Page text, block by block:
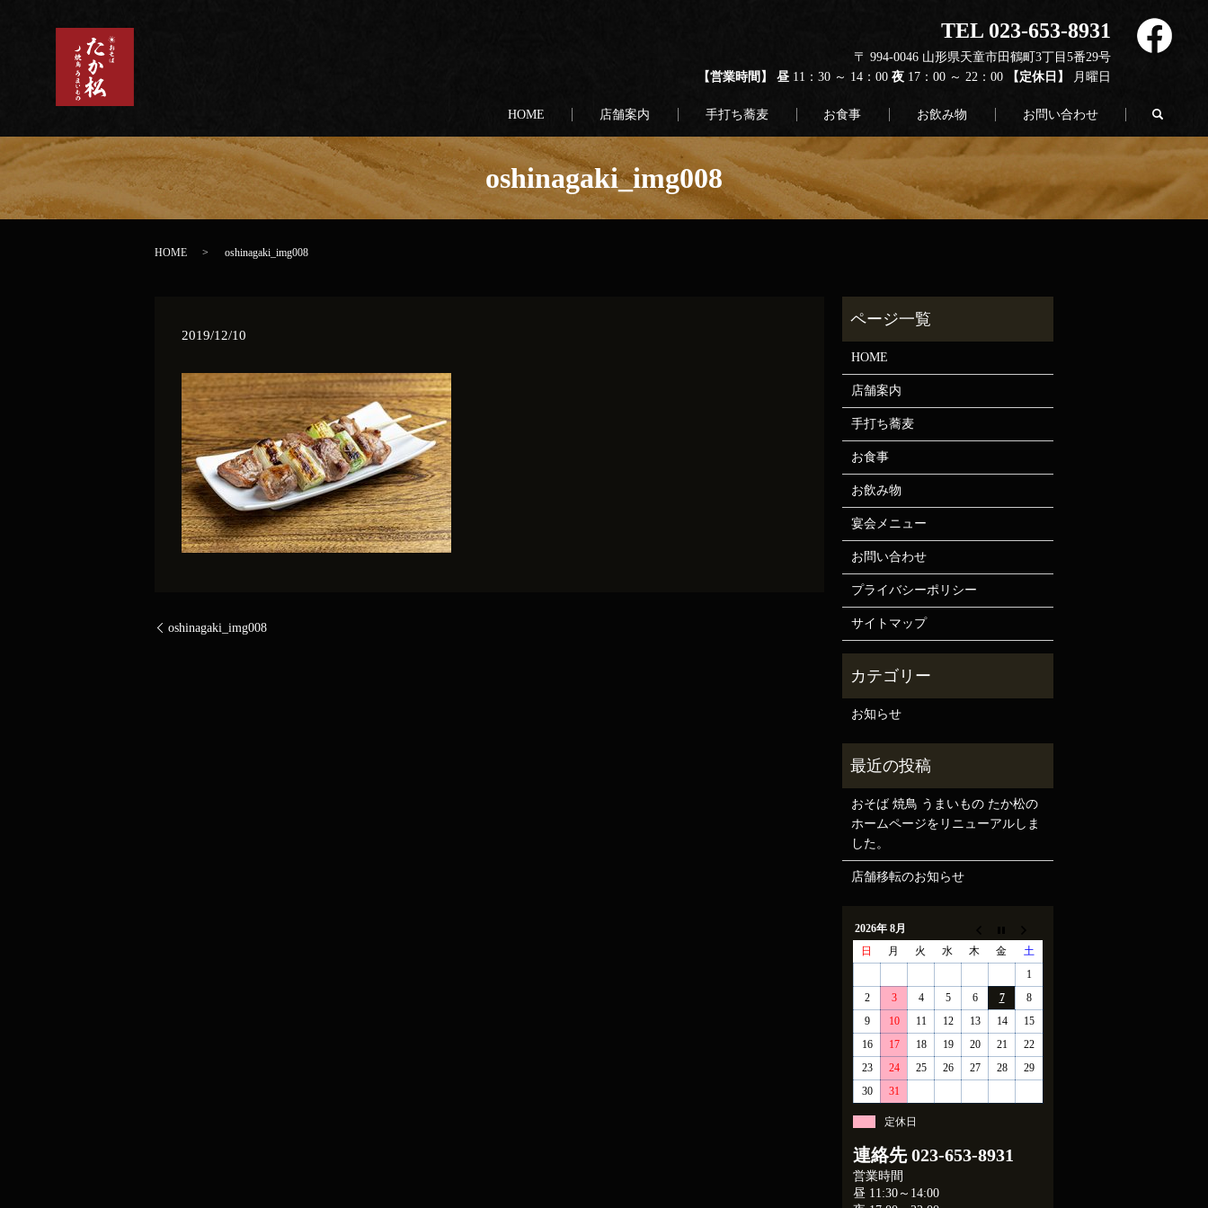
HOME 店舗案内 手打ち蕎麦 お食事 お飲み物 お問い合わせ
TEL 023-653-8931
〒 994-0046 山形県天童市田鶴町3丁目5番29号
【営業時間】 昼 11：30 ～ 14：00夜 17：00 ～ 22：00 【定休日】 月曜日
oshinagaki_img008
HOME oshinagaki_img008
2019/12/10
oshinagaki_img008
HOME
店舗案内
手打ち蕎麦
お食事
お飲み物
宴会メニュー
お問い合わせ
プライバシーポリシー
サイトマップ
お知らせ
おそば 焼鳥 うまいもの たか松の
ホームページをリニューアルしま
した。
店舗移転のお知らせ
2026年 8月
日
月 火 水 木 金
土
1
2
3 4 5 6 7
8
9
10 11 12 13 14
15
16
17 18 19 20 21
22
23
24 25 26 27 28
29
30
31
定休日
連絡先023-653-8931
営業時間
昼 11:30～14:00